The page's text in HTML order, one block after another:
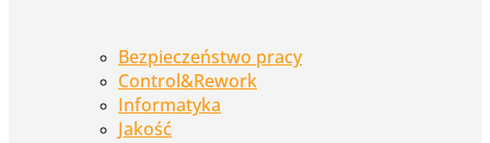
Bezpieczeństwo pracy
Control&Rework
Informatyka
Jakość